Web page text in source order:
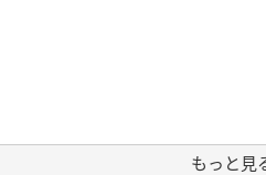
もっと見